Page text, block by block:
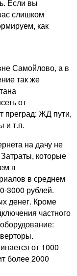
Если вы
слишком
как
Самойлово, а в
так же
от
преград: ЖД пути,
и т.п.
на дачу не
которые
в
в среднем
3000 рублей.
денег. Кроме
частного
от 1000
более 2000